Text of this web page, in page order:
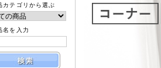
カテゴリから選ぶ
名を入力